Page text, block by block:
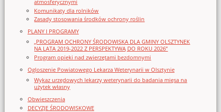
atmosferycznymi
Komunikaty dla rolników
Zasady stosowania środków ochrony roślin
PLANY I PROGRAMY
„PROGRAM OCHRONY ŚRODOWISKA DLA GMINY OLSZTYNEK
NA LATA 2019-2022 Z PERSPEKTYWĄ DO ROKU 2026”
Program opieki nad zwierzętami bezdomnymi
Ogloszenie Powiatowego Lekarza Weterynarii w Olsztynie
Wykaz urzędowych lekarzy weterynarii do badania mięsa na
użytek własny
Obwieszczenia
DECYZJE ŚRODOWISKOWE